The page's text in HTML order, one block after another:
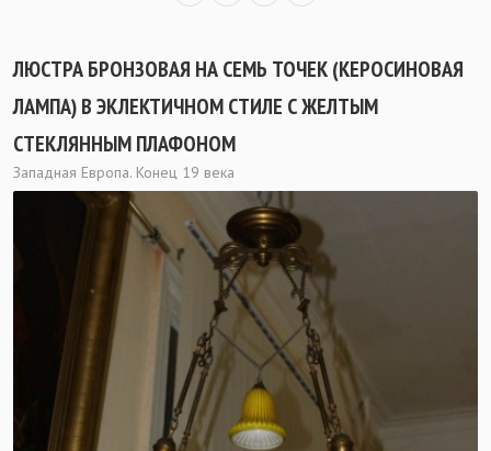
ЛЮСТРА БРОНЗОВАЯ НА СЕМЬ ТОЧЕК (КЕРОСИНОВАЯ
ЛАМПА) В ЭКЛЕКТИЧНОМ СТИЛЕ С ЖЕЛТЫМ
СТЕКЛЯННЫМ ПЛАФОНОМ
Западная Европа. Конец 19 века